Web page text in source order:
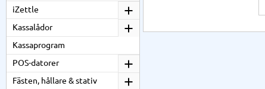
iZettle
Kassalådor
Kassaprogram
POS-datorer
Fästen, hållare & stativ